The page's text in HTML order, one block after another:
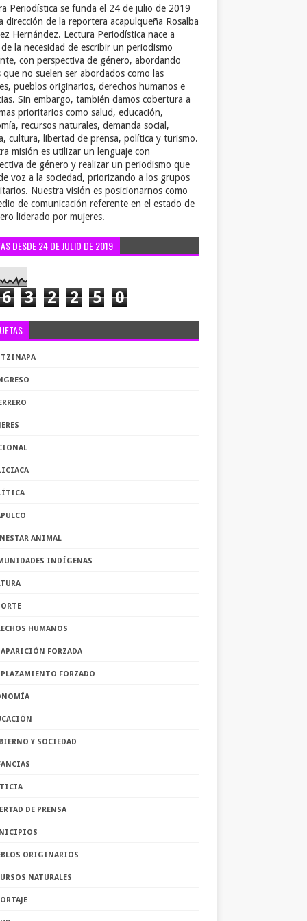
Periodística se funda el 24 de julio de 2019
dirección de la reportera acapulqueña Rosalba
Hernández. Lectura Periodística nace a
la necesidad de escribir un periodismo
con perspectiva de género, abordando
que no suelen ser abordados como las
pueblos originarios, derechos humanos e
Sin embargo, también damos cobertura a
prioritarios como salud, educación,
recursos naturales, demanda social,
cultura, libertad de prensa, política y turismo.
misión es utilizar un lenguaje con
de género y realizar un periodismo que
voz a la sociedad, priorizando a los grupos
Nuestra visión es posicionarnos como
de comunicación referente en el estado de
liderado por mujeres.
DESDE 24 DE JULIO DE 2019
6 3 2 2 5 0
ANIMAL
INDÍGENAS
HUMANOS
FORZADA
FORZADO
Y SOCIEDAD
DE PRENSA
ORIGINARIOS
NATURALES